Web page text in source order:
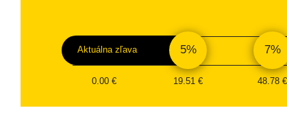
Aktuálna zľava
0.00 €
5%
19.51 €
7%
48.78 €